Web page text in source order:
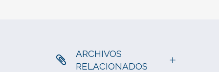
ARCHIVOS
RELACIONADOS